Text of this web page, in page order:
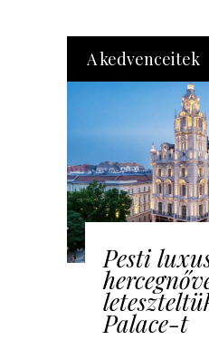
A kedvenceitek
Pesti
Palace-t